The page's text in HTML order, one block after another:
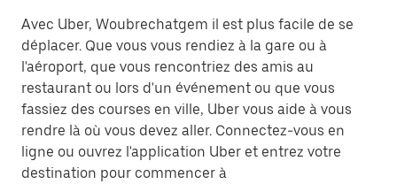
Avec Uber, Woubrechatgem il est plus facile de se
déplacer. Que vous vous rendiez à la gare ou à
l'aéroport, que vous rencontriez des amis au
restaurant ou lors d'un événement ou que vous
fassiez des courses en ville, Uber vous aide à vous
rendre là où vous devez aller. Connectez-vous en
ligne ou ouvrez l'application Uber et entrez votre
destination pour commencer à